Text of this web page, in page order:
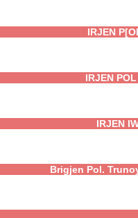
IRJEN
IRJEN
IRJEN
Brigjen Pol.